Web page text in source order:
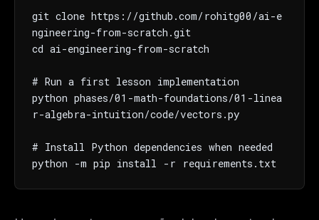
git clone https://github.com/rohitg00/ai-e
ngineering-from-scratch.git
cd ai-engineering-from-scratch
# Run a first lesson implementation
python phases/01-math-foundations/01-linea
r-algebra-intuition/code/vectors.py
# Install Python dependencies when needed
python -m pip install -r requirements.txt